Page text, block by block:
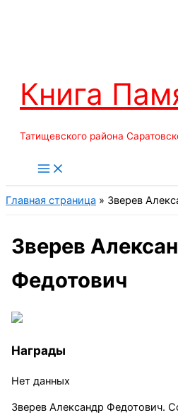
Книга
Татищевского района
Главная страница » Зверев
Зверев
Федотович
Награды
Нет данных
Зверев Александр Федотович.